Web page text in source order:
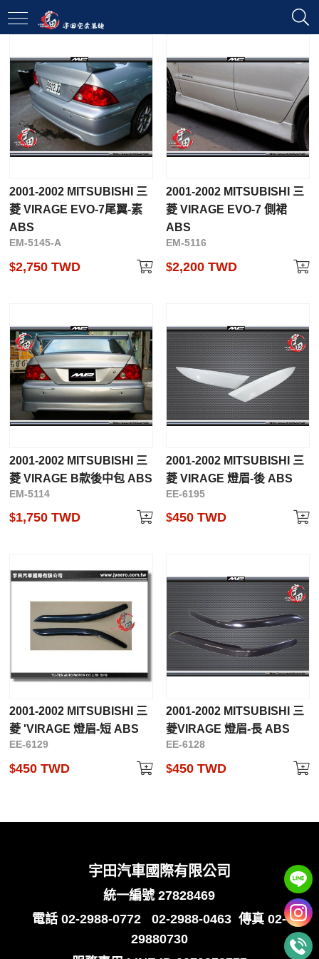
2001-2002 MITSUBISHI 三
菱 VIRAGE EVO-7尾翼-素
ABS
EM-5145-A
$2,750 TWD
2001-2002 MITSUBISHI 三
菱 VIRAGE EVO-7 側裙
ABS
EM-5116
$2,200 TWD
2001-2002 MITSUBISHI 三
菱 VIRAGE B款後中包 ABS
EM-5114
$1,750 TWD
2001-2002 MITSUBISHI 三
菱 VIRAGE 燈眉-後 ABS
EE-6195
$450 TWD
2001-2002 MITSUBISHI 三
菱 'VIRAGE 燈眉-短 ABS
EE-6129
$450 TWD
2001-2002 MITSUBISHI 三
菱VIRAGE 燈眉-長 ABS
EE-6128
$450 TWD
宇田汽車國際有限公司
統一編號 27828469
電話02-2988-0772 02-2988-0463 傳真 02-
29880730